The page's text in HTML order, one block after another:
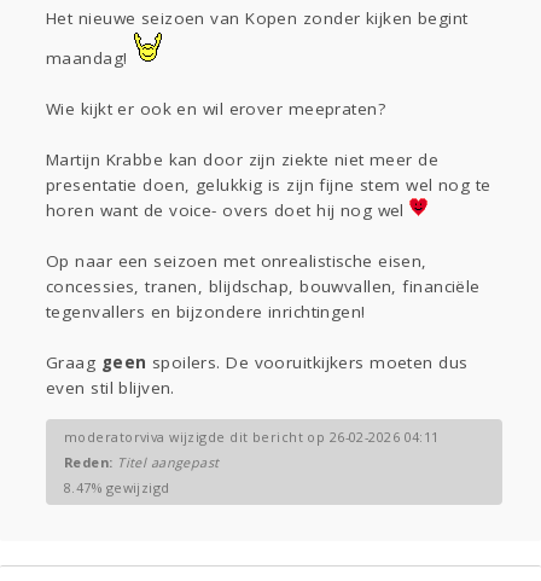
Sport
Contact Viva zoekt
Aangeboden
Het nieuwe seizoen van Kopen zonder kijken begint
maandag!
Wie kijkt er ook en wil erover meepraten?
Martijn Krabbe kan door zijn ziekte niet meer de
presentatie doen, gelukkig is zijn fijne stem wel nog te
horen want de voice- overs doet hij nog wel
Op naar een seizoen met onrealistische eisen,
concessies, tranen, blijdschap, bouwvallen, financiële
tegenvallers en bijzondere inrichtingen!
Graag geen spoilers. De vooruitkijkers moeten dus
even stil blijven.
moderatorviva wijzigde dit bericht op 26-02-2026 04:11
Reden: Titel aangepast
8.47% gewijzigd